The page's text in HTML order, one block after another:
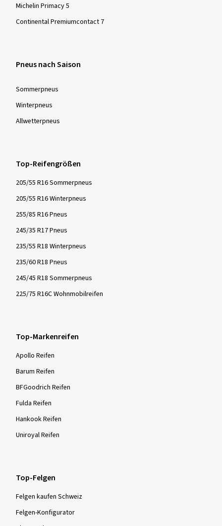
Michelin Primacy 5
Continental Premiumcontact 7
Pneus nach Saison
Sommer­pneus
Winter­pneus
Allwetter­pneus
Top-Reifengrößen
205/55 R16 Sommerpneus
205/55 R16 Winterpneus
255/85 R16 Pneus
245/35 R17 Pneus
235/55 R18 Winterpneus
235/60 R18 Pneus
245/45 R18 Sommerpneus
225/75 R16C Wohnmobilreifen
Top-Markenreifen
Apollo Reifen
Barum Reifen
BFGoodrich Reifen
Fulda Reifen
Hankook Reifen
Uniroyal Reifen
Top-Felgen
Felgen kaufen Schweiz
Felgen-Konfigurator